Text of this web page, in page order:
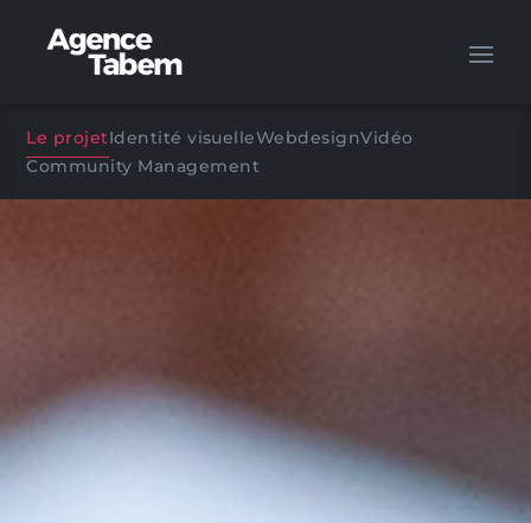
Le projetIdentité visuelleWebdesignVidéo
Community Management